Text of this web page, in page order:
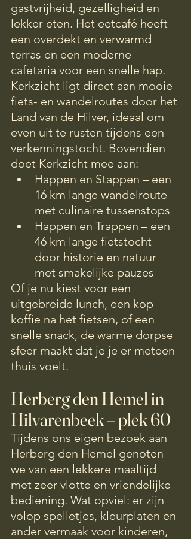
gastvrijheid, gezelligheid en
lekker eten. Het eetcafé heeft
een overdekt en verwarmd
terras en een moderne
cafetaria voor een snelle hap.
Kerkzicht ligt direct aan mooie
fiets- en wandelroutes door het
Land van de Hilver, ideaal om
even uit te rusten tijdens een
verkenningstocht. Bovendien
doet Kerkzicht mee aan:
Happen en Stappen – een
16 km lange wandelroute
met culinaire tussenstops
Happen en Trappen – een
46 km lange fietstocht
door historie en natuur
met smakelijke pauzes
Of je nu kiest voor een
uitgebreide lunch, een kop
koffie na het fietsen, of een
snelle snack, de warme dorpse
sfeer maakt dat je je er meteen
thuis voelt.
Herberg den Hemel in
Hilvarenbeek – plek 60
Tijdens ons eigen bezoek aan
Herberg den Hemel genoten
we van een lekkere maaltijd
met zeer vlotte en vriendelijke
bediening. Wat opviel: er zijn
volop spelletjes, kleurplaten en
ander vermaak voor kinderen,